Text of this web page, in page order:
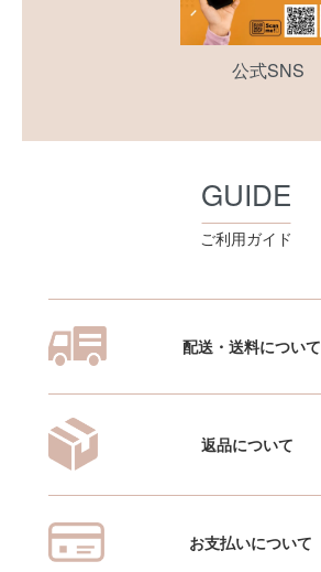
公式SNS
GUIDE
ご利用ガイド
配送・送料について
返品について
お支払いについて